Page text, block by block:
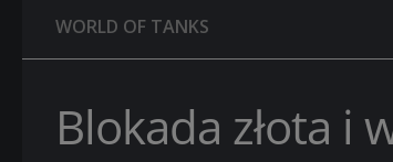
WORLD OF TANKS
Blokada złota i